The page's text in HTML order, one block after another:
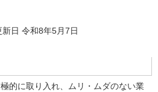
日 令和8年5月7日
的に取り入れ、ムリ・ムダのない業